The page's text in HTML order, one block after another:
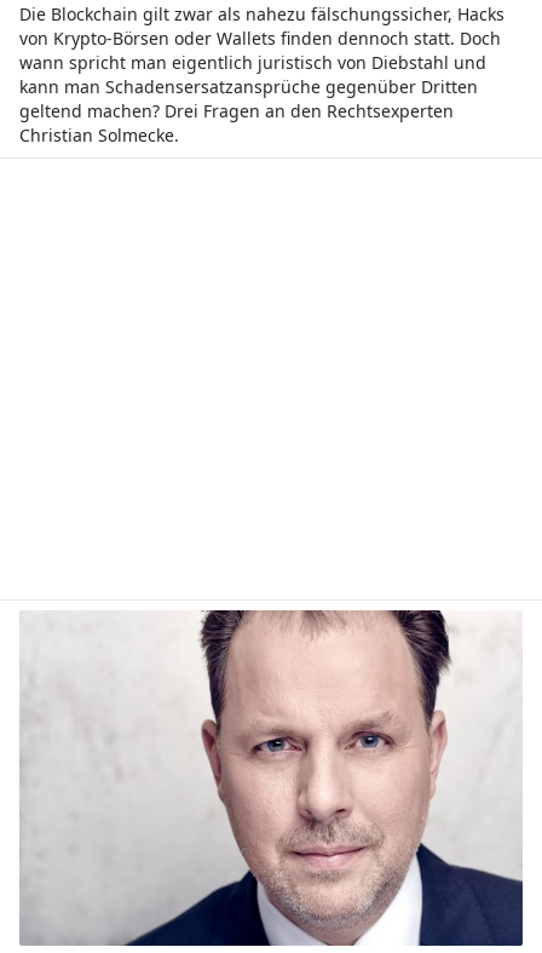
Die Blockchain gilt zwar als nahezu fälschungssicher, Hacks
von ­Krypto-Börsen oder Wallets finden dennoch statt. Doch
wann spricht man eigentlich juristisch von Diebstahl und
kann man Schadensersatzansprüche gegenüber Dritten
geltend machen? Drei ­Fragen an den Rechtsexperten
Christian Solmecke.